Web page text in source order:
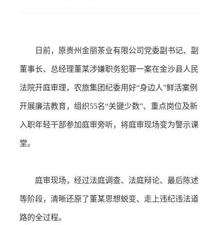
日前，原贵州金丽茶业有限公司党委副书记、副
董事长、总经理董某涉嫌职务犯罪一案在金沙县人民
法院开庭审理，农旅集团纪委用好“身边人”鲜活案例
开展廉洁教育，组织55名“关键少数”、重点岗位及新
入职年轻干部参加庭审旁听，将庭审现场变为警示课
堂。
庭审现场，经过法庭调查、法庭辩论、最后陈述
等阶段，清晰还原了董某思想蜕变、走上违纪违法道
路的全过程。